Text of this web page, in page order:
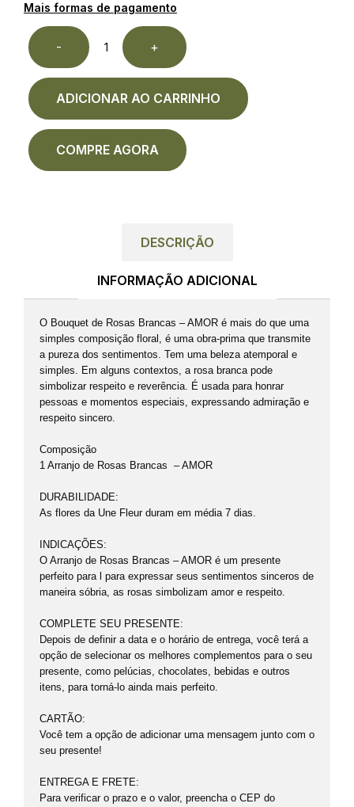
Mais formas de pagamento
- +
ADICIONAR AO CARRINHO
COMPRE AGORA
DESCRIÇÃO
INFORMAÇÃO ADICIONAL
O Bouquet de Rosas Brancas – AMOR é mais do que uma
simples composição floral, é uma obra-prima que transmite
a pureza dos sentimentos. Tem uma beleza atemporal e
simples. Em alguns contextos, a rosa branca pode
simbolizar respeito e reverência. É usada para honrar
pessoas e momentos especiais, expressando admiração e
respeito sincero.
Composição
1 Arranjo de Rosas Brancas – AMOR
DURABILIDADE:
As flores da Une Fleur duram em média 7 dias.
INDICAÇÕES:
O Arranjo de Rosas Brancas – AMOR é um presente
perfeito para l para expressar seus sentimentos sinceros de
maneira sóbria, as rosas simbolizam amor e respeito.
COMPLETE SEU PRESENTE:
Depois de definir a data e o horário de entrega, você terá a
opção de selecionar os melhores complementos para o seu
presente, como pelúcias, chocolates, bebidas e outros
itens, para torná-lo ainda mais perfeito.
CARTÃO:
Você tem a opção de adicionar uma mensagem junto com o
seu presente!
ENTREGA E FRETE:
Para verificar o prazo e o valor, preencha o CEP do